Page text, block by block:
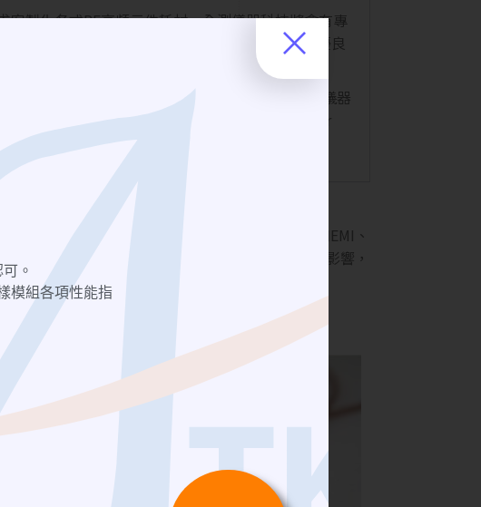
製化各式RF高頻元件耗材，全測儀器科技將會有專
米波(mmWave)研發、生產開發等。供給客戶最優良
升。
、N、SMP、SMPM、NMD型式等接頭。全測儀器
RF Adapter、Attenuator
、 Power
通訊元件。
試需求，可選用不同介面的濾波器。測試EMC和EMI、
干擾信號，吸收箱內射頻信號。 降低外部人員的影響，
。
模組各項性能指